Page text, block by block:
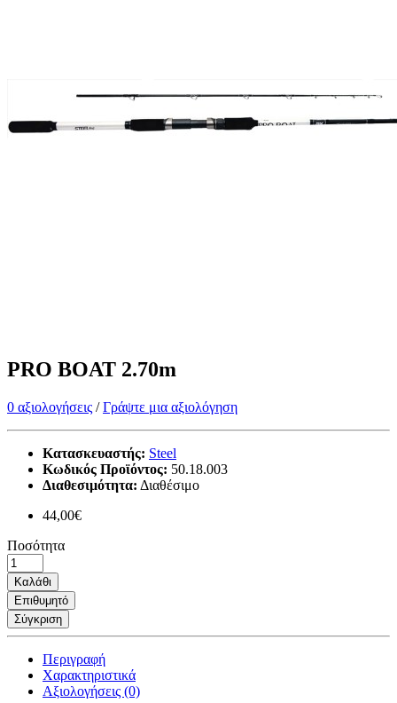
PRO BOAT 2.70m
0 αξιολογήσεις /Γράψτε μια αξιολόγηση
Κατασκευαστής: Steel
Κωδικός Προϊόντος: 50.18.003
Διαθεσιμότητα: Διαθέσιμο
44,00€
Ποσότητα
Καλάθι
Επιθυμητό
Σύγκριση
Περιγραφή
Χαρακτηριστικά
Αξιολογήσεις (0)